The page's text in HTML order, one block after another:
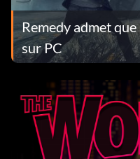
Remedy admet
sur PC